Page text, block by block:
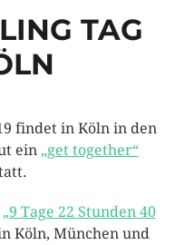
TAG
findet in Köln in den
ein „get together“
„9 Tage 22 Stunden 40
Köln, München und